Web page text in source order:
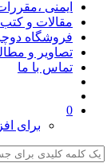
ایمنی
مقالات و کتب
فروشگاه
تصاویر و
تماس با ما
0
برای